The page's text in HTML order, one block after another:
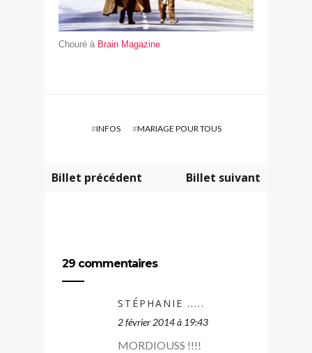
Chouré à Brain Magazine
#INFOS #MARIAGE POUR TOUS
Billet précédent Billet suivant
29 commentaires
STÉPHANIE .....
2 février 2014 à 19:43
MORDIOUSS !!!!